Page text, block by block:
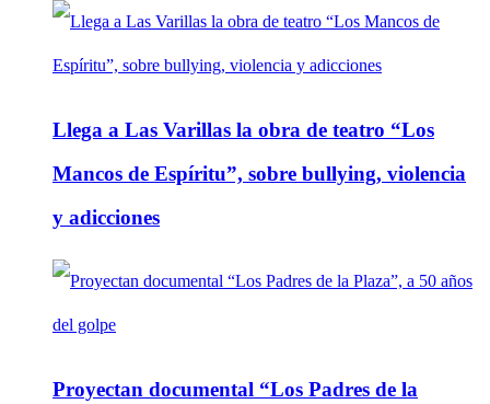
Llega a Las Varillas la obra de teatro “Los
Mancos de Espíritu”, sobre bullying, violencia
y adicciones
Proyectan documental “Los Padres de la